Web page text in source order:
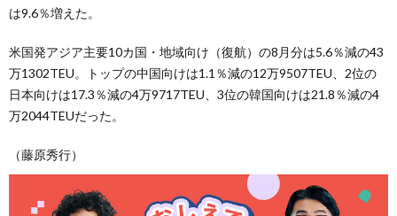
は9.6％増えた。
米国発アジア主要10カ国・地域向け（復航）の8月分は5.6％減の43
万1302TEU。トップの中国向けは1.1％減の12万9507TEU、2位の
日本向けは17.3％減の4万9717TEU、3位の韓国向けは21.8％減の4
万2044TEUだった。
（藤原秀行）